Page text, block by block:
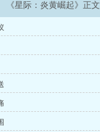
《星际：炎黄崛起》正文